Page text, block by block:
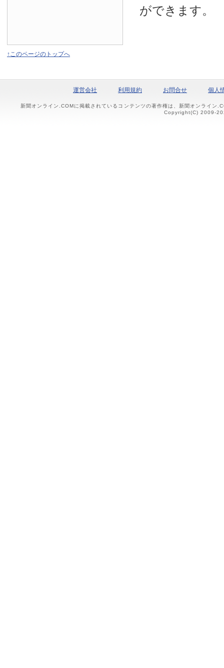
ができます。
↑このページのトップへ
運営会社 利用規約 お問合せ 個人
新聞オンライン.COMに掲載されているコンテンツの著作権は、新聞オンライン
Copyright(C) 2009-